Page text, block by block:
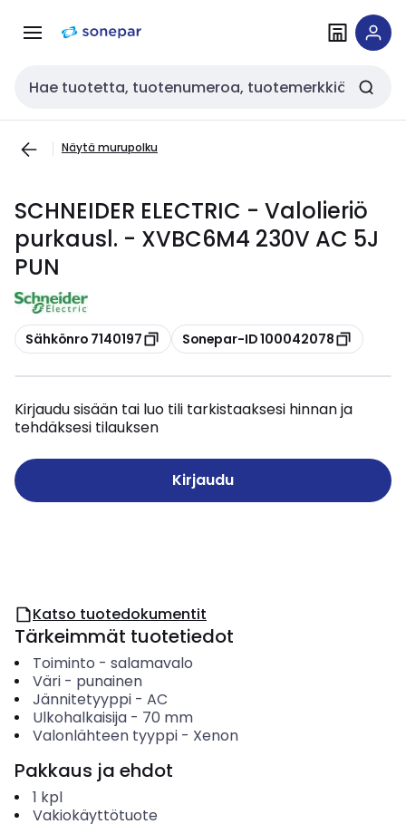
navigointiinsisältöön
Haku
Näytä murupolku
SCHNEIDER ELECTRIC - Valolieriö
purkausl. - XVBC6M4 230V AC 5J
PUN
Kopioi
Sähkönro 7140197 Kopioi
Sonepar-ID 100042078
Kirjaudu sisään tai luo tili tarkistaaksesi hinnan ja
tehdäksesi tilauksen
Kirjaudu
Katso tuotedokumentit
Tärkeimmät tuotetiedot
Toiminto - salamavalo
Väri- punainen
Jännitetyyppi- AC
Ulkohalkaisija- 70 mm
Valonlähteen tyyppi- Xenon
Pakkaus ja ehdot
1 kpl
Vakiokäyttötuote